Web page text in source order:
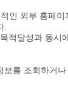
인 외부 홈페
.
적달성과 동시
를 조회하거나